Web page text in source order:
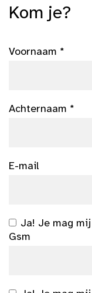
Kom je?
Voornaam *
Achternaam *
E-mail
Ja! Je mag
Gsm